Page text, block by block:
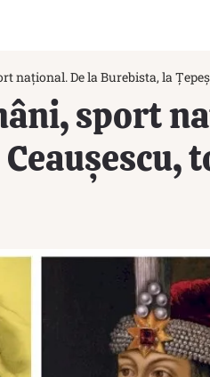
național. De la Burebista, la
sport